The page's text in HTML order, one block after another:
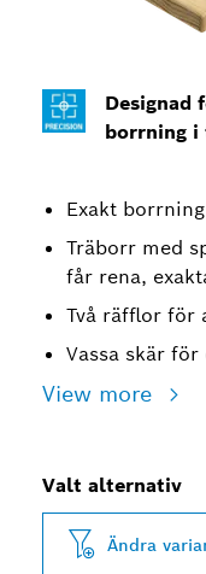
Designad
borrning i
Exakt
Träborr med
får rena,
Två räfflor för
Vassa skär
View more
Valt alternativ
Ändra